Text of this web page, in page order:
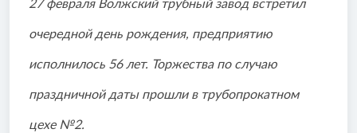
27 февраля Волжский трубный завод встретил
очередной день рождения, предприятию
исполнилось 56 лет. Торжества по случаю
праздничной даты прошли в трубопрокатном
цехе №2.